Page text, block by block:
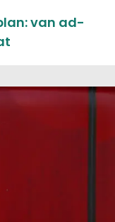
van ad-